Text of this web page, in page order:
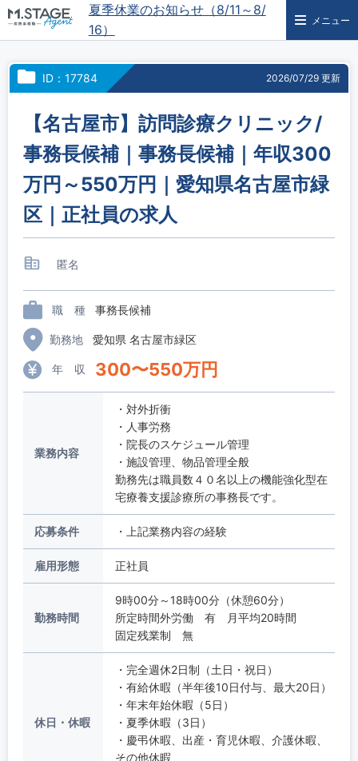
夏季休業のお知らせ（8/11～8/
16）
メニュー
ID：17784 2026/07/29 更新
【名古屋市】訪問診療クリニック/
事務長候補｜事務長候補｜年収300
万円～550万円｜愛知県名古屋市緑
区｜正社員の求人
匿名
職 種 事務長候補
勤務地 愛知県 名古屋市緑区
年 収 300〜550万円
業務内容
・対外折衝
・人事労務
・院長のスケジュール管理
・施設管理、物品管理全般
勤務先は職員数４０名以上の機能強化型在
宅療養支援診療所の事務長です。
応募条件 ・上記業務内容の経験
雇用形態 正社員
勤務時間
9時00分～18時00分（休憩60分）
所定時間外労働 有 月平均20時間
固定残業制 無
休日・休暇
・完全週休2日制（土日・祝日）
・有給休暇（半年後10日付与、最大20日）
・年末年始休暇（5日）
・夏季休暇（3日）
・慶弔休暇、出産・育児休暇、介護休暇、
その他休暇